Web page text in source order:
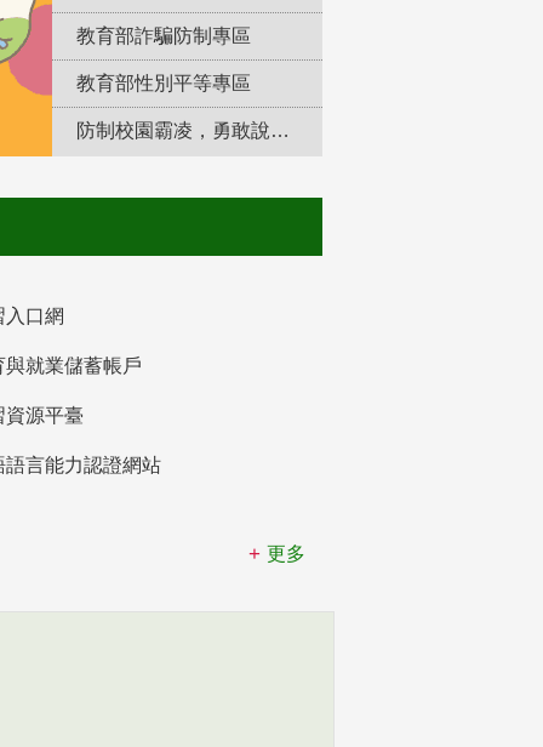
教育部詐騙防制專區
教育部性別平等專區
防制校園霸凌，勇敢說出來！
入口網
與就業儲蓄帳戶
資源平臺
語言能力認證網站
更多